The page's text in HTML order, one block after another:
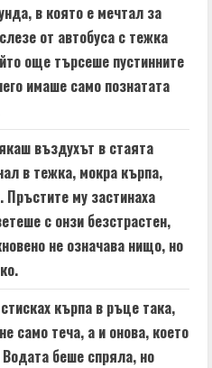
в която е мечтал за
от автобуса с тежка
още търсеше пустинните
имаше само познатата
въздухът в стаята
в тежка, мокра кърпа,
му застинаха
с онзи безстрастен,
не означава нищо, но
кърпа в ръце така,
само теча, а и онова, което
беше спряла, но